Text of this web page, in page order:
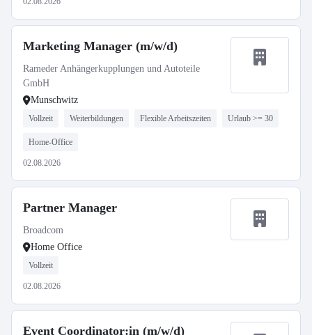
Marketing Manager (m/w/d)
Rameder Anhängerkupplungen und Autoteile
GmbH
Munschwitz
Vollzeit Weiterbildungen Flexible Arbeitszeiten Urlaub >= 30
Home-Office
02.08.2026
Partner Manager
Broadcom
Home Office
Vollzeit
02.08.2026
Event Coordinator:in (m/w/d)